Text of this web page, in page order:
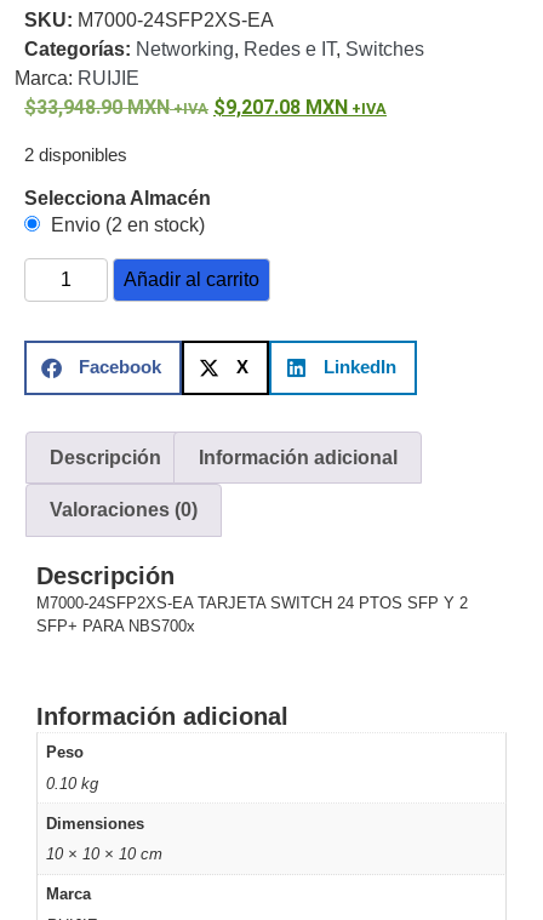
o
RefaccionesProbadores
de
VideoTransceptores
de Video
Conectores
Adaptador
RCA
Audio
VideoCable
Coaxial y
ConectoresCables
CoaxialCategoría
5eFibra
ÓpticaPara
Alimentación
y
ElectricidadRG59
Tipo
HDMI
Ambientes
Salinos
(Anticorrosión)
y
SKU: M7000-24SFP2XS-EA
Categorías: Networking, Redes e IT, Switches
Marca: RUIJIE
33,948.90MXN 9,207.08 MXN
2 disponibles
Selecciona Almacén
Envio (2 en stock)
Añadir al carrito
Facebook X LinkedIn
Descripción Información adicional
Valoraciones (0)
Descripción
M7000-24SFP2XS-EA TARJETA SWITCH 24 PTOS SFP Y 2
SFP+ PARA NBS700x
Información adicional
Peso
0.10 kg
Dimensiones
10 × 10 × 10 cm
Marca